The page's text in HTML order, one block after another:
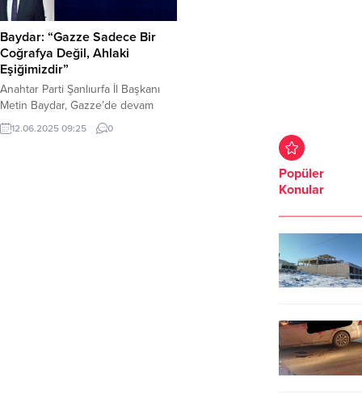
Baydar: “Gazze Sadece Bir
Coğrafya Değil, Ahlaki
Eşiğimizdir”
Anahtar Parti Şanlıurfa İl Başkanı
Metin Baydar, Gazze’de devam
eden sivil katliamlar ve Türkiye’den
yükselen yetersiz tepkiler üzerine
12.06.2025 09:25 0
Popüler
Konular